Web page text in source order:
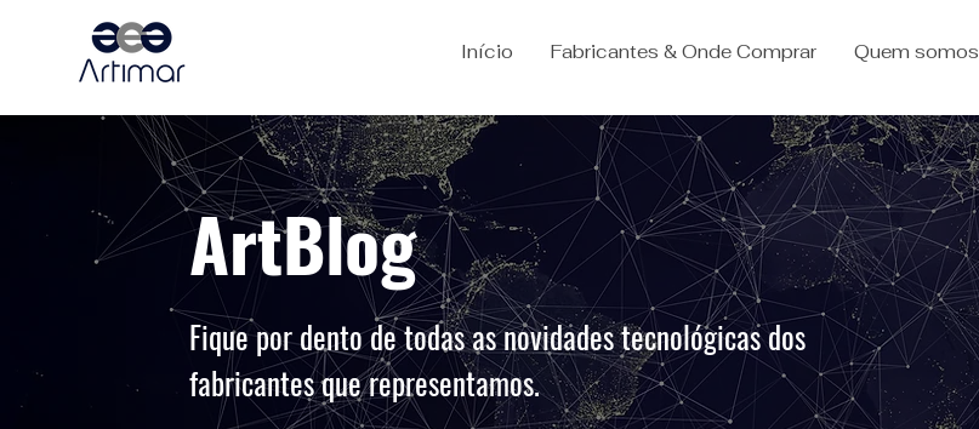
Início Fabricantes & Onde Comprar Quem somos
ArtBlog
Fique por dento de todas as novidades tecnológicas dos
fabricantes que representamos.